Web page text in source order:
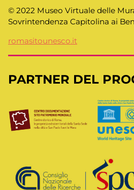
© 2022 Museo Virtuale delle
Sovrintendenza Capitolina ai
romasitounesco.it
PARTNER DEL